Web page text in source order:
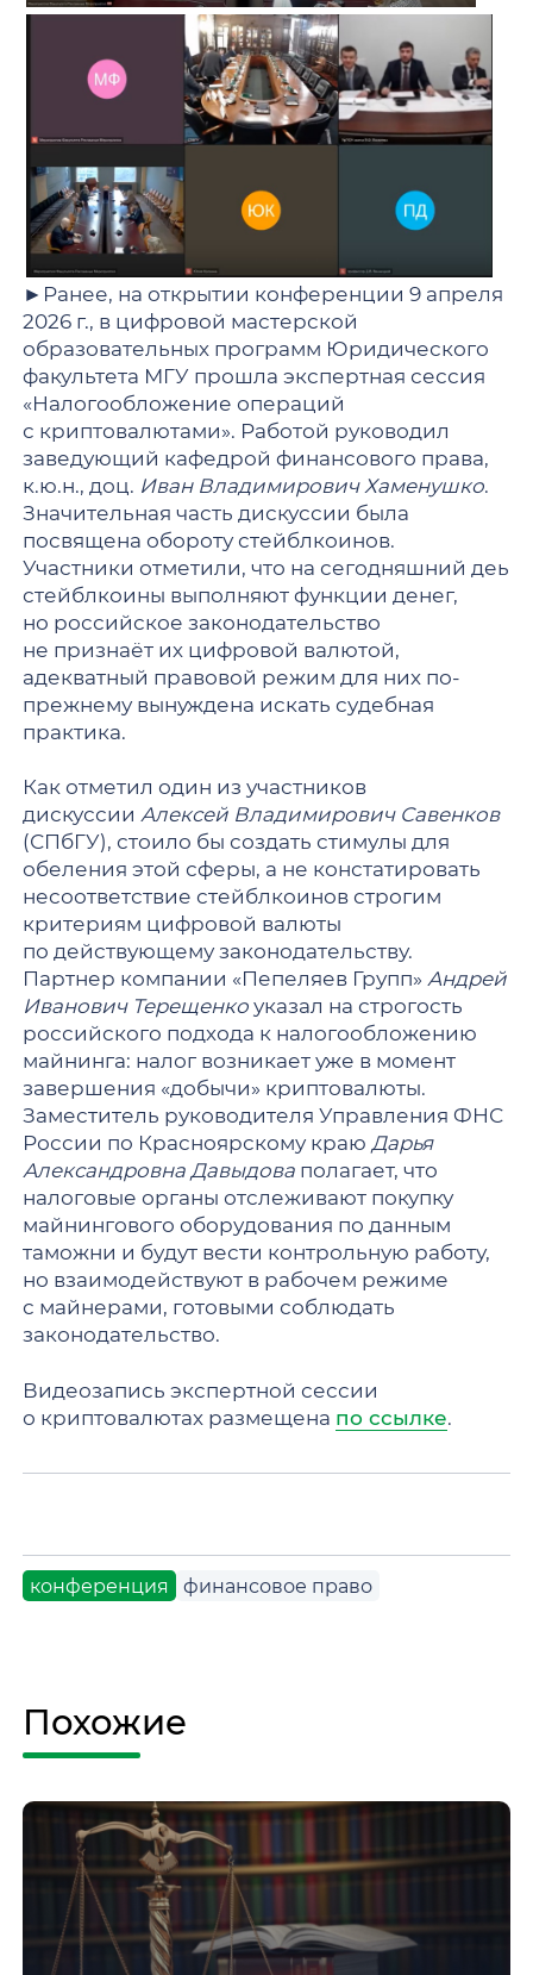
►Ранее, на открытии конференции 9 апреля
2026 г., в цифровой мастерской
образовательных программ Юридического
факультета МГУ прошла экспертная сессия
«Налогообложение операций
с криптовалютами». Работой руководил
заведующий кафедрой финансового права,
к.ю.н., доц. Иван Владимирович Хаменушко.
Значительная часть дискуссии была
посвящена обороту стейблкоинов.
Участники отметили, что на сегодняшний деь
стейблкоины выполняют функции денег,
но российское законодательство
не признаёт их цифровой валютой,
адекватный правовой режим для них по-
прежнему вынуждена искать судебная
практика.
Как отметил один из участников
дискуссииАлексей Владимирович Савенков
(СПбГУ), стоило бы создать стимулы для
обеления этой сферы, а не констатировать
несоответствие стейблкоинов строгим
критериям цифровой валюты
по действующему законодательству.
Партнер компании «Пепеляев Групп»Андрей
Иванович Терещенко указал на строгость
российского подхода к налогообложению
майнинга: налог возникает уже в момент
завершения «добычи» криптовалюты.
Заместитель руководителя Управления ФНС
России по Красноярскому краюДарья
Александровна Давыдова полагает, что
налоговые органы отслеживают покупку
майнингового оборудования по данным
таможни и будут вести контрольную работу,
но взаимодействуют в рабочем режиме
с майнерами, готовыми соблюдать
законодательство.
Видеозапись экспертной сессии
о криптовалютах размещена по ссылке.
конференция финансовое право
Похожие